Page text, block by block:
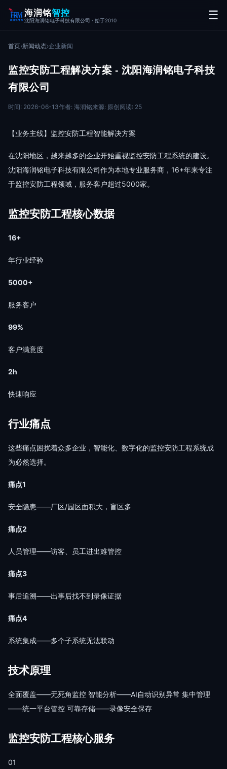
海润铭智控
沈阳海润铭电子科技有限公司 · 始于2010 ☰
首页›新闻动态›企业新闻
监控安防工程解决方案 - 沈阳海润铭电子科技
有限公司
时间: 2026-06-13作者: 海润铭来源: 原创阅读: 25
【业务主线】监控安防工程智能解决方案
在沈阳地区，越来越多的企业开始重视监控安防工程系统的建设。
沈阳海润铭电子科技有限公司作为本地专业服务商，16+年来专注
于监控安防工程领域，服务客户超过5000家。
监控安防工程核心数据
16+
年行业经验
5000+
服务客户
99%
客户满意度
2h
快速响应
行业痛点
这些痛点困扰着众多企业，智能化、数字化的监控安防工程系统成
为必然选择。
痛点1
安全隐患——厂区/园区面积大，盲区多
痛点2
人员管理——访客、员工进出难管控
痛点3
事后追溯——出事后找不到录像证据
痛点4
系统集成——多个子系统无法联动
技术原理
全面覆盖——无死角监控 智能分析——AI自动识别异常 集中管理
——统一平台管控 可靠存储——录像安全保存
监控安防工程核心服务
01